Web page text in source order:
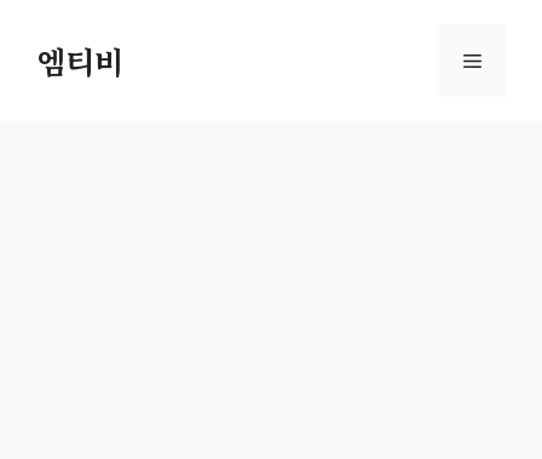
엠티비 메